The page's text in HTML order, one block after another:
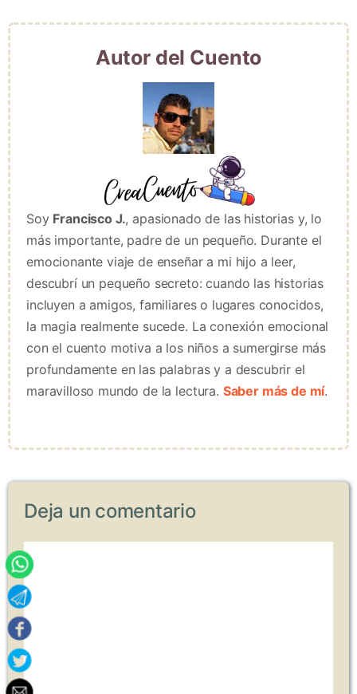
Autor del Cuento
Soy Francisco J., apasionado de las historias y, lo
más importante, padre de un pequeño. Durante el
emocionante viaje de enseñar a mi hijo a leer,
descubrí un pequeño secreto: cuando las historias
incluyen a amigos, familiares o lugares conocidos,
la magia realmente sucede. La conexión emocional
con el cuento motiva a los niños a sumergirse más
profundamente en las palabras y a descubrir el
maravilloso mundo de la lectura. Saber más de mí.
Deja un comentario
Comentario